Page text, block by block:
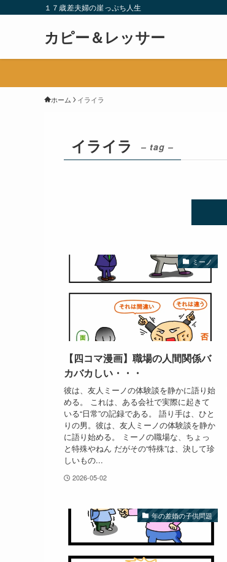
１７歳差夫婦の崖っぷち人生
カピー＆レッサー
ホーム イライラ
イライラ – tag –
ミーノ
【四コマ漫画】職場の人間関係バ
カバカしい・・・
彼は、友人ミーノの体験談を静かに語り始
める。 これは、ある会社で実際に起きて
いる“日常”の記録である。 語り手は、ひと
りの男。彼は、友人ミーノの体験談を静か
に語り始める。 ミーノの職場な、ちょっ
と特殊やねん だがその“特殊”は、決して珍
しいもの...
2026-05-02
年の差婚の子供問題